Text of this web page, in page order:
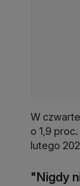
W
o 1,9
lutego
"Nigdy